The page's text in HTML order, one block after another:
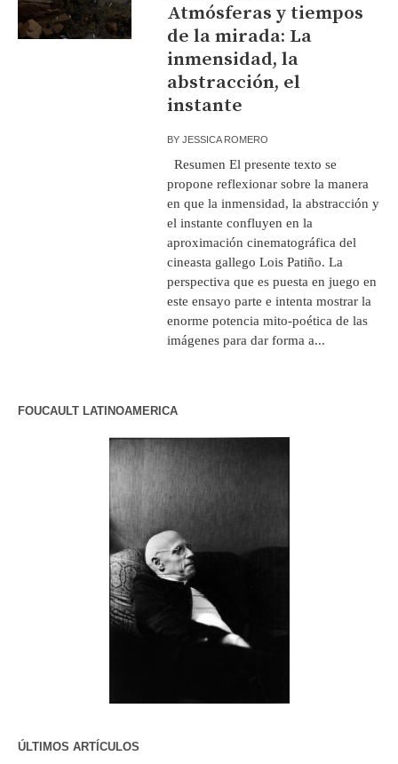
Atmósferas y tiempos
de la mirada: La
inmensidad, la
abstracción, el
instante
BYJESSICA ROMERO
Resumen El presente texto se
propone reflexionar sobre la manera
en que la inmensidad, la abstracción y
el instante confluyen en la
aproximación cinematográfica del
cineasta gallego Lois Patiño. La
perspectiva que es puesta en juego en
este ensayo parte e intenta mostrar la
enorme potencia mito-poética de las
imágenes para dar forma a...
FOUCAULT LATINOAMERICA
ÚLTIMOS ARTÍCULOS